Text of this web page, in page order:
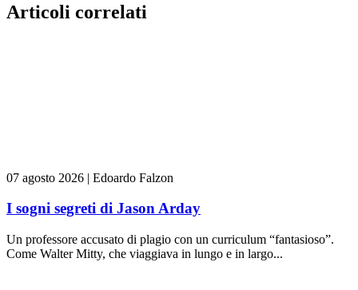
Articoli correlati
07 agosto 2026 | Edoardo Falzon
I sogni segreti di Jason Arday
Un professore accusato di plagio con un curriculum “fantasioso”.
Come Walter Mitty, che viaggiava in lungo e in largo...